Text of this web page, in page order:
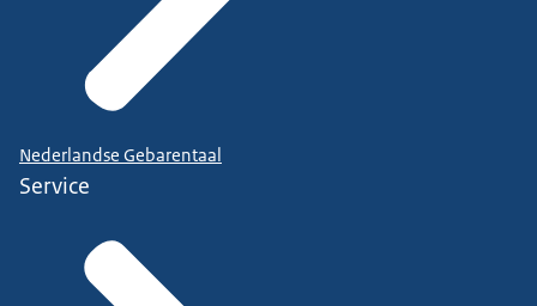
Nederlandse Gebarentaal
Service